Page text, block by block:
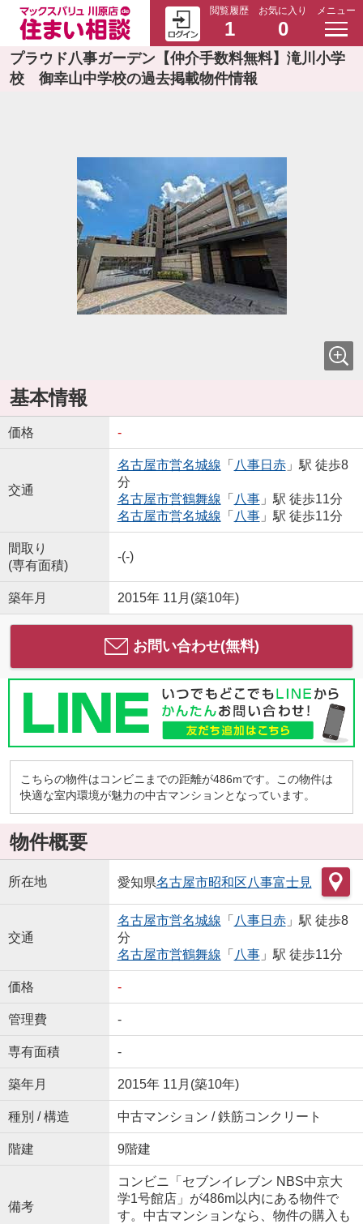
閲覧履歴
1
お気に入り
0
メニュー
プラウド八事ガーデン【仲介手数料無料】滝川小学
校 御幸山中学校の過去掲載物件情報
基本情報
価格 -
交通
名古屋市営名城線 「 八事日赤」駅 徒歩8
分
名古屋市営鶴舞線 「 八事」駅 徒歩11分
名古屋市営名城線 「 八事」駅 徒歩11分
間取り
(専有面積)
-(-)
築年月 2015年 11月(築10年)
お問い合わせ(無料)
こちらの物件はコンビニまでの距離が486mです。この物件は
快適な室内環境が魅力の中古マンションとなっています。
物件概要
所在地 愛知県名古屋市昭和区八事富士見
交通
名古屋市営名城線 「 八事日赤」駅 徒歩8
分
名古屋市営鶴舞線 「 八事」駅 徒歩11分
価格 -
管理費 -
専有面積 -
築年月 2015年 11月(築10年)
種別 / 構造 中古マンション / 鉄筋コンクリート
階建 9階建
備考
コンビニ「セブンイレブン NBS中京大
学1号館店」が486m以内にある物件で
す。中古マンションなら、物件の購入も